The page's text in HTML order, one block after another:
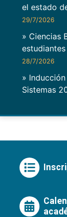
el estado
29/7/2026
» Ciencias
28/7/2026
»
Sistemas